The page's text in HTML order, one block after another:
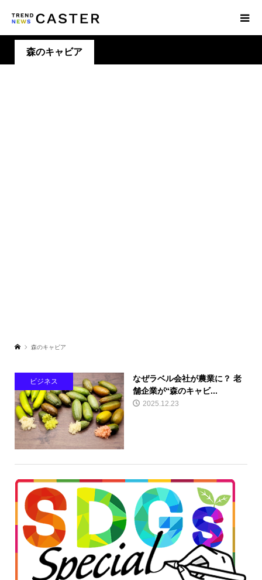
森のキャビア
森のキャビア
ビジネス
なぜラベル会社が農業に？ 老
舗企業が“森のキャビ...
2025.12.23